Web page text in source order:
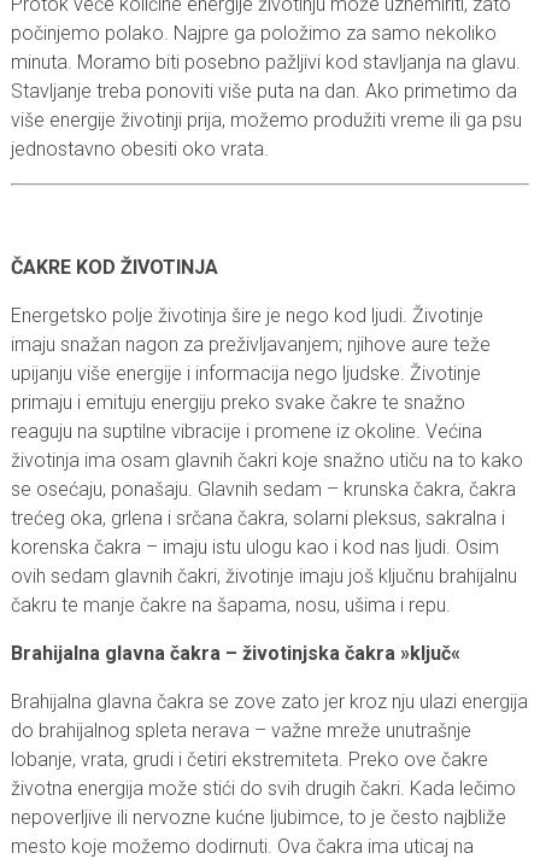
počinjemo polako. Najpre ga položimo za samo nekoliko
minuta. Moramo biti posebno pažljivi kod stavljanja na glavu.
Stavljanje treba ponoviti više puta na dan. Ako primetimo da
više energije životinji prija, možemo produžiti vreme ili ga psu
jednostavno obesiti oko vrata.
ČAKRE KOD ŽIVOTINJA
Energetsko polje životinja šire je nego kod ljudi. Životinje
imaju snažan nagon za preživljavanjem; njihove aure teže
upijanju više energije i informacija nego ljudske. Životinje
primaju i emituju energiju preko svake čakre te snažno
reaguju na suptilne vibracije i promene iz okoline. Većina
životinja ima osam glavnih čakri koje snažno utiču na to kako
se osećaju, ponašaju. Glavnih sedam – krunska čakra, čakra
trećeg oka, grlena i srčana čakra, solarni pleksus, sakralna i
korenska čakra – imaju istu ulogu kao i kod nas ljudi. Osim
ovih sedam glavnih čakri, životinje imaju još ključnu brahijalnu
čakru te manje čakre na šapama, nosu, ušima i repu.
Brahijalna glavna čakra – životinjska čakra »ključ«
Brahijalna glavna čakra se zove zato jer kroz nju ulazi energija
do brahijalnog spleta nerava – važne mreže unutrašnje
lobanje, vrata, grudi i četiri ekstremiteta. Preko ove čakre
životna energija može stići do svih drugih čakri. Kada lečimo
nepoverljive ili nervozne kućne ljubimce, to je često najbliže
mesto koje možemo dodirnuti. Ova čakra ima uticaj na